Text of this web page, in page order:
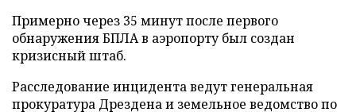
Примерно через 35 минут после первого
обнаружения БПЛА в аэропорту был создан
кризисный штаб.
Расследование инцидента ведут генеральная
прокуратура Дрездена и земельное ведомство по